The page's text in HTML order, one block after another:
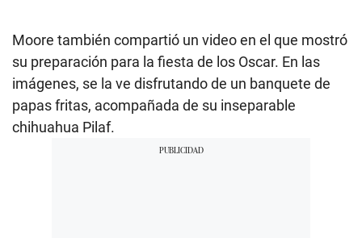
Moore también compartió un video en el que mostró
su preparación para la fiesta de los Oscar. En las
imágenes, se la ve disfrutando de un banquete de
papas fritas, acompañada de su inseparable
chihuahua Pilaf.